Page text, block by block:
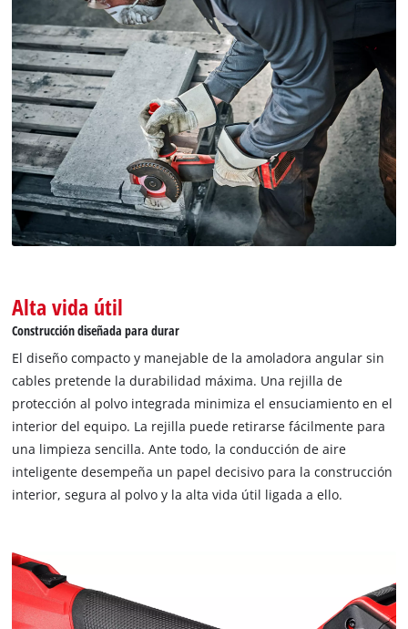
¡Necesitamos su consentimiento para
cargar el servicio Google Maps!
the site with their CMP to add this content
to the list of technologies used.
Powered byUsercentrics Consent
Management Platform
Alta vida útil
Construcción diseñada para durar
El diseño compacto y manejable de la amoladora angular sin
cables pretende la durabilidad máxima. Una rejilla de
protección al polvo integrada minimiza el ensuciamiento en el
interior del equipo. La rejilla puede retirarse fácilmente para
una limpieza sencilla. Ante todo, la conducción de aire
inteligente desempeña un papel decisivo para la construcción
interior, segura al polvo y la alta vida útil ligada a ello.